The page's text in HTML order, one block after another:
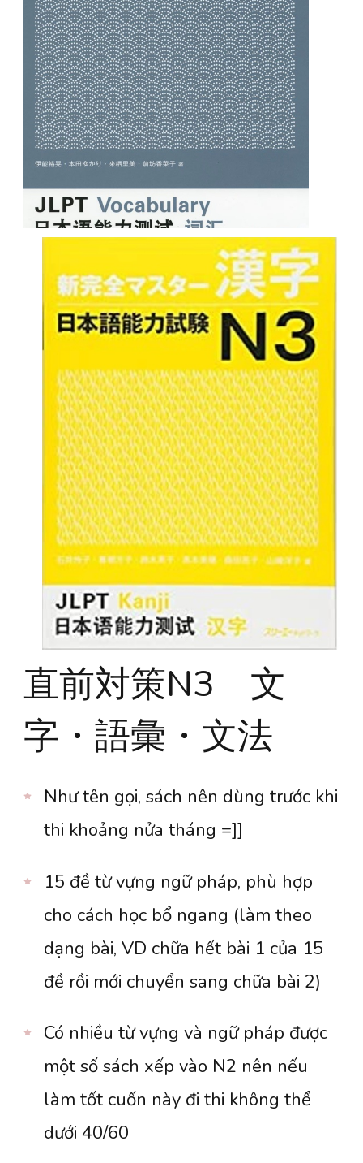
直前対策N3 文
字・語彙・文法
Như tên gọi, sách nên dùng trước khi
thi khoảng nửa tháng =]]
15 đề từ vựng ngữ pháp, phù hợp
cho cách học bổ ngang (làm theo
dạng bài, VD chữa hết bài 1 của 15
đề rồi mới chuyển sang chữa bài 2)
Có nhiều từ vựng và ngữ pháp được
một số sách xếp vào N2 nên nếu
làm tốt cuốn này đi thi không thể
dưới 40/60